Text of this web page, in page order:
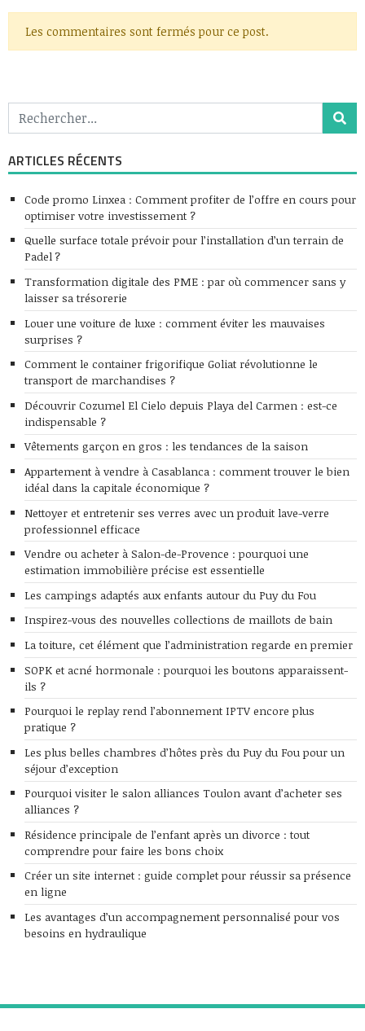
Les commentaires sont fermés pour ce post.
ARTICLES RÉCENTS
Code promo Linxea : Comment profiter de l’offre en cours pour
optimiser votre investissement ?
Quelle surface totale prévoir pour l’installation d’un terrain de
Padel ?
Transformation digitale des PME : par où commencer sans y
laisser sa trésorerie
Louer une voiture de luxe : comment éviter les mauvaises
surprises ?
Comment le container frigorifique Goliat révolutionne le
transport de marchandises ?
Découvrir Cozumel El Cielo depuis Playa del Carmen : est-ce
indispensable ?
Vêtements garçon en gros : les tendances de la saison
Appartement à vendre à Casablanca : comment trouver le bien
idéal dans la capitale économique ?
Nettoyer et entretenir ses verres avec un produit lave-verre
professionnel efficace
Vendre ou acheter à Salon-de-Provence : pourquoi une
estimation immobilière précise est essentielle
Les campings adaptés aux enfants autour du Puy du Fou
Inspirez-vous des nouvelles collections de maillots de bain
La toiture, cet élément que l’administration regarde en premier
SOPK et acné hormonale : pourquoi les boutons apparaissent-
ils ?
Pourquoi le replay rend l’abonnement IPTV encore plus
pratique ?
Les plus belles chambres d’hôtes près du Puy du Fou pour un
séjour d’exception
Pourquoi visiter le salon alliances Toulon avant d’acheter ses
alliances ?
Résidence principale de l’enfant après un divorce : tout
comprendre pour faire les bons choix
Créer un site internet : guide complet pour réussir sa présence
en ligne
Les avantages d’un accompagnement personnalisé pour vos
besoins en hydraulique